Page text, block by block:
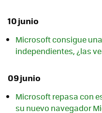
10 junio
Microsoft consigue
independientes, ¿las
09 junio
Microsoft repasa con
su nuevo navegador